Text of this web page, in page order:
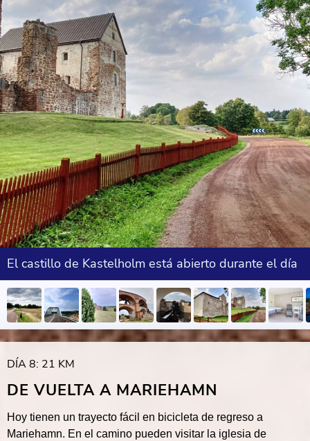
El castillo de Kastelholm está abierto durante el día
DÍA 8: 21 KM
DE VUELTA A MARIEHAMN
Hoy tienen un trayecto fácil en bicicleta de regreso a
Mariehamn. En el camino pueden visitar la iglesia de